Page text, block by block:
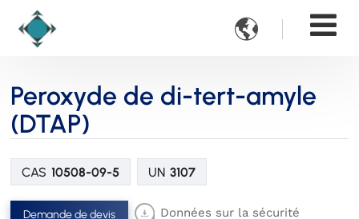

Peroxyde de di-tert-amyle
(DTAP)
CAS 10508-09-5 UN 3107
Demande de devis Données sur la sécurité